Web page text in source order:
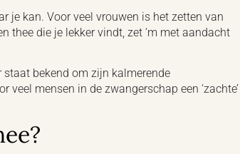
je kan. Voor veel vrouwen is het zetten van
thee die je lekker vindt, zet ‘m met aandacht
bekend om zijn kalmerende
mensen in de zwangerschap een ‘zachte’